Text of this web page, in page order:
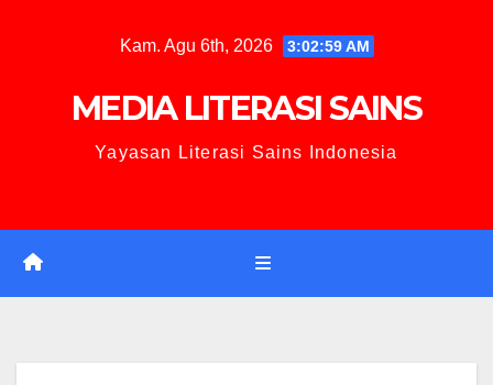
Kam. Agu 6th, 2026 3:03:00 AM
MEDIA LITERASI SAINS
Yayasan Literasi Sains Indonesia